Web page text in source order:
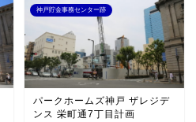
神戸貯金事務センター跡
パークホームズ神戸 ザレジデ
ンス 栄町通7丁目計画